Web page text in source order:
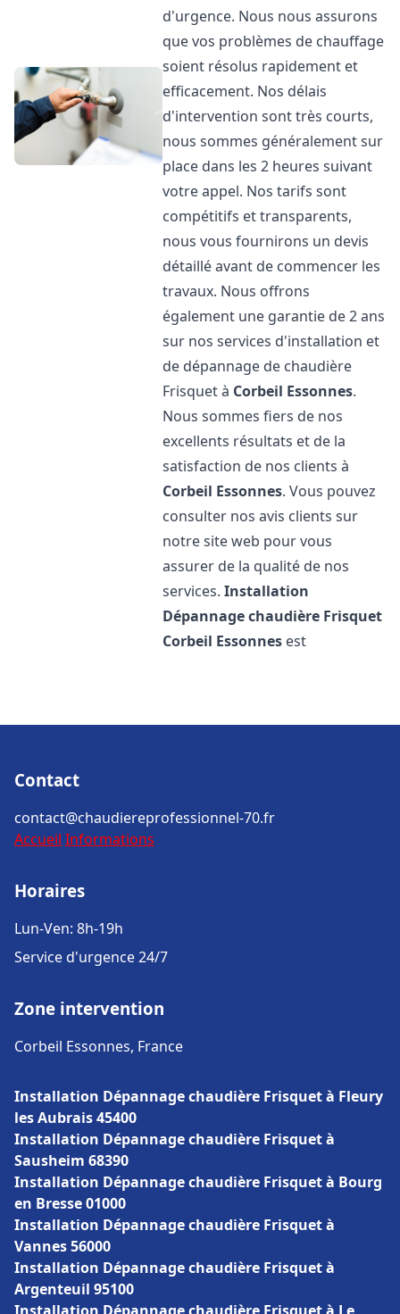
d'urgence. Nous nous assurons
que vos problèmes de chauffage
soient résolus rapidement et
efficacement. Nos délais
d'intervention sont très courts,
nous sommes généralement sur
place dans les 2 heures suivant
votre appel. Nos tarifs sont
compétitifs et transparents,
nous vous fournirons un devis
détaillé avant de commencer les
travaux. Nous offrons
également une garantie de 2 ans
sur nos services d'installation et
de dépannage de chaudière
Frisquet à Corbeil Essonnes.
Nous sommes fiers de nos
excellents résultats et de la
satisfaction de nos clients à
Corbeil Essonnes. Vous pouvez
consulter nos avis clients sur
notre site web pour vous
assurer de la qualité de nos
services.Installation
Dépannage chaudière Frisquet
Corbeil Essonnes est
Contact
contact@chaudiereprofessionnel-70.fr
Accueil Informations
Horaires
Lun-Ven: 8h-19h
Service d'urgence 24/7
Zone intervention
Corbeil Essonnes, France
Installation Dépannage chaudière Frisquet à Fleury
les Aubrais 45400
Installation Dépannage chaudière Frisquet à
Sausheim 68390
Installation Dépannage chaudière Frisquet à Bourg
en Bresse 01000
Installation Dépannage chaudière Frisquet à
Vannes 56000
Installation Dépannage chaudière Frisquet à
Argenteuil 95100